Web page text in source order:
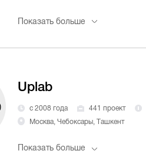
Показать больше
Uplab
с 2008 года 441 проект
Москва, Чебоксары, Ташкент
Показать больше